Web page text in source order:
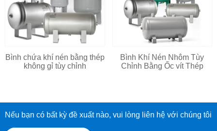
Bình chứa khí nén bằng thép
không gỉ tùy chỉnh
Bình Khí Nén Nhôm Tùy
Chỉnh Bằng Ốc vít Thép
Nếu bạn có bất kỳ đề xuất nào, vui lòng liên hệ với chúng tôi